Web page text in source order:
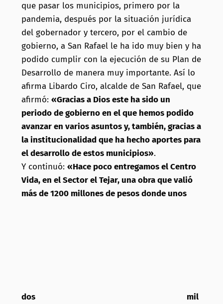
que pasar los municipios, primero por la
pandemia, después por la situación jurídica
del gobernador y tercero, por el cambio de
gobierno, a San Rafael le ha ido muy bien y ha
podido cumplir con la ejecución de su Plan de
Desarrollo de manera muy importante. Así lo
afirma Libardo Ciro, alcalde de San Rafael, que
afirmó: «Gracias a Dios este ha sido un
periodo de gobierno en el que hemos podido
avanzar en varios asuntos y, también, gracias a
la institucionalidad que ha hecho aportes para
el desarrollo de estos municipios».
Y continuó: «Hace poco entregamos el Centro
Vida, en el Sector el Tejar, una obra que valió
más de 1200 millones de pesos donde unos
dos
mil